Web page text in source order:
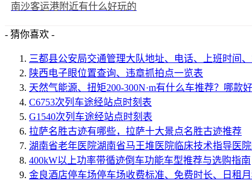
南沙客运港附近有什么好玩的
- 猜你喜欢 -
三都县公安局交通管理大队地址、电话、上班时间
陕西电子眼位置查询、违章抓拍点一览表
天然气能源、扭矩200-300N·m有什么车推荐？哪款
C6753次列车途经站点时刻表
G1540次列车途经站点时刻表
拉萨名胜古迹有哪些，拉萨十大景点名胜古迹推荐
湖南省老年医院湖南省马王堆医院临床技术指导医
400kW以上功率带循迹倒车功能车型推荐与选购指南
金良酒店停车场停车场收费标准、免费时长、日租